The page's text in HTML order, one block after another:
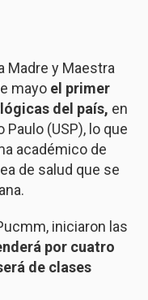
Madre y Maestra
mayo el primer
del país, en
Paulo (USP), lo que
académico de
de salud que se
iniciaron las
por cuatro
de clases